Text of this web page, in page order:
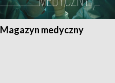
Magazyn medyczny